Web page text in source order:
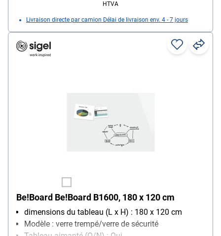
HTVA
Livraison directe par camion Délai de livraison env. 4 - 7 jours
Be!Board Be!Board B1600, 180 x 120 cm
dimensions du tableau (L x H) : 180 x 120 cm
Modèle : verre trempé/verre de sécurité